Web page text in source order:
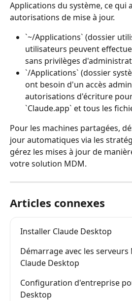
Applications du système, ce qui
autorisations de mise à jour.
`~/Applications` (dossier
utilisateurs peuvent
sans privilèges
`/Applications` (dossier
ont besoin d'un accès
autorisations d'écriture
`Claude.app` et tous les
Pour les machines partagées,
jour automatiques via les
gérez les mises à jour de
votre solution MDM.
Articles connexes
Installer Claude Desktop
Démarrage avec les serveurs
Claude Desktop
Configuration d'entreprise
Desktop